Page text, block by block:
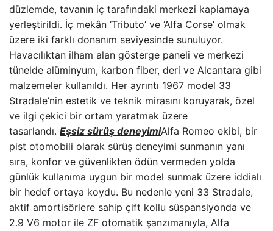
düzlemde, tavanın iç tarafındaki merkezi kaplamaya
yerleştirildi. İç mekân ‘Tributo’ ve ‘Alfa Corse’ olmak
üzere iki farklı donanım seviyesinde sunuluyor.
Havacılıktan ilham alan gösterge paneli ve merkezi
tünelde alüminyum, karbon fiber, deri ve Alcantara gibi
malzemeler kullanıldı. Her ayrıntı 1967 model 33
Stradale’nin estetik ve teknik mirasını koruyarak, özel
ve ilgi çekici bir ortam yaratmak üzere
tasarlandı. Eşsiz sürüş deneyimiAlfa Romeo ekibi, bir
pist otomobili olarak sürüş deneyimi sunmanın yanı
sıra, konfor ve güvenlikten ödün vermeden yolda
günlük kullanıma uygun bir model sunmak üzere iddialı
bir hedef ortaya koydu. Bu nedenle yeni 33 Stradale,
aktif amortisörlere sahip çift kollu süspansiyonda ve
2.9 V6 motor ile ZF otomatik şanzımanıyla, Alfa